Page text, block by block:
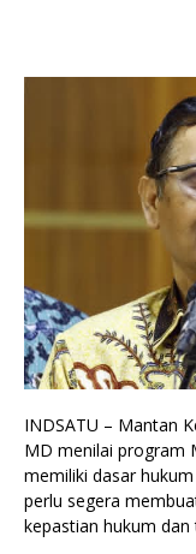
INDSATU – Mantan
MD menilai program
memiliki dasar
perlu segera
kepastian hukum